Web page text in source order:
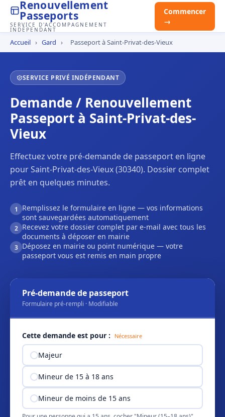
Renouvellement
Passeports
SERVICE D'ACCOMPAGNEMENT
INDÉPENDANT
Commencer
→
Accueil › Gard › Passeport à Saint-Privat-des-Vieux
SERVICE PRIVÉ INDÉPENDANT
Demande / Renouvellement
Passeport à Saint-Privat-des-
Vieux
Effectuez votre pré-demande de passeport en ligne
pour Saint-Privat-des-Vieux (30340). Dossier complet
prêt en quelques minutes.
1
Remplissez le formulaire en ligne — vos informations
sont sauvegardées automatiquement
2 Recevez votre dossier complet par e-mail avec tous les
documents à déposer en mairie
3 Déposez en mairie ou point numérique — votre
passeport vous est remis en main propre
Pré-demande de passeport
Formulaire pré-rempli · Modifiable
Cette demande est pour : Nécessaire
Majeur
Mineur de 15 à 18 ans
Mineur de moins de 15 ans